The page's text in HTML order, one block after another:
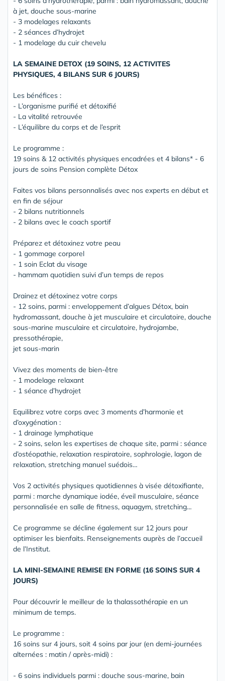
à jet, douche sous-marine
- 3 modelages relaxants
- 2 séances d’hydrojet
- 1 modelage du cuir chevelu
LA SEMAINE DETOX (19 SOINS, 12 ACTIVITES
PHYSIQUES, 4 BILANS SUR 6 JOURS)
Les bénéfices :
- L’organisme purifié et détoxifié
- La vitalité retrouvée
- L’équilibre du corps et de l’esprit
Le programme :
19 soins & 12 activités physiques encadrées et 4 bilans* - 6
jours de soins Pension complète Détox
Faites vos bilans personnalisés avec nos experts en début et
en fin de séjour
- 2 bilans nutritionnels
- 2 bilans avec le coach sportif
Préparez et détoxinez votre peau
- 1 gommage corporel
- 1 soin Eclat du visage
- hammam quotidien suivi d’un temps de repos
Drainez et détoxinez votre corps
- 12 soins, parmi : enveloppement d’algues Détox, bain
hydromassant, douche à jet musculaire et circulatoire, douche
sous-marine musculaire et circulatoire, hydrojambe,
pressothérapie,
jet sous-marin
Vivez des moments de bien-être
- 1 modelage relaxant
- 1 séance d’hydrojet
Equilibrez votre corps avec 3 moments d’harmonie et
d’oxygénation :
- 1 drainage lymphatique
- 2 soins, selon les expertises de chaque site, parmi : séance
d’ostéopathie, relaxation respiratoire, sophrologie, lagon de
relaxation, stretching manuel suédois…
Vos 2 activités physiques quotidiennes à visée détoxifiante,
parmi : marche dynamique iodée, éveil musculaire, séance
personnalisée en salle de fitness, aquagym, stretching…
Ce programme se décline également sur 12 jours pour
optimiser les bienfaits. Renseignements auprès de l’accueil
de l’Institut.
LA MINI-SEMAINE REMISE EN FORME (16 SOINS SUR 4
JOURS)
Pour découvrir le meilleur de la thalassothérapie en un
minimum de temps.
Le programme :
16 soins sur 4 jours, soit 4 soins par jour (en demi-journées
alternées : matin / après-midi) :
- 6 soins individuels parmi : douche sous-marine, bain